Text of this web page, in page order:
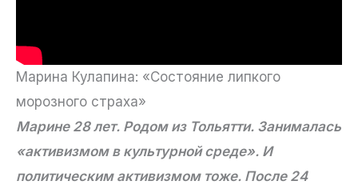
Марина Кулапина: «Состояние липкого
морозного страха»
Марине 28 лет. Родом из Тольятти. Занималась
«активизмом в культурной среде». И
политическим активизмом тоже. После 24